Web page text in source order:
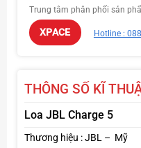
Trung tâm phân phối sản
XPACE Hotline :
THÔNG SỐ KĨ
Loa JBL Charge 5
Thương hiệu : JBL – Mỹ